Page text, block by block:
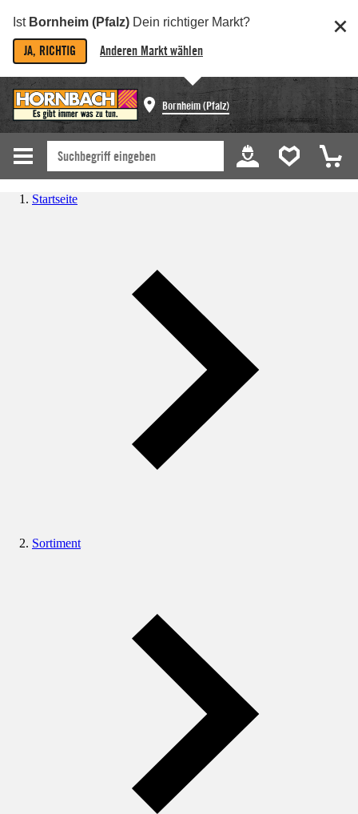
Ist Bornheim (Pfalz) Dein richtiger Markt?
JA, RICHTIG Anderen Markt wählen
Bornheim (Pfalz)
Startseite
Sortiment